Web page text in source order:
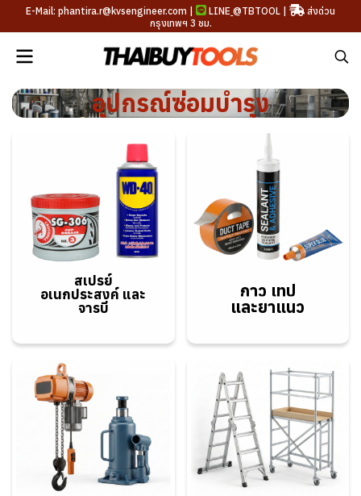
E-Mail: phantira.r@kvsengineer.com | LINE @TBTOOL |
ส่งด่วน
กรุงเทพฯ 3 ชม.
อุปกรณ์ซ่อมบำรุง
สเปรย์
อเนกประสงค์ และ
จารบี
กาว เทป
และยาแนว